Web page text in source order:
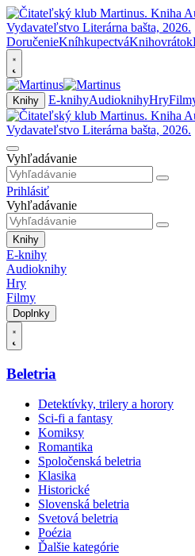
DoručenieKníhkupectváKnihovrátok
Knihy E-knihyAudioknihyHry
Vyhľadávanie
Prihlásiť
Vyhľadávanie
Knihy
E-knihy
Audioknihy
Hry
Filmy
Doplnky
Beletria
Detektívky, trilery a horory
Sci-fi a fantasy
Komiksy
Romantika
Spoločenská beletria
Klasika
Historické
Slovenská beletria
Svetová beletria
Poézia
Ďalšie kategórie